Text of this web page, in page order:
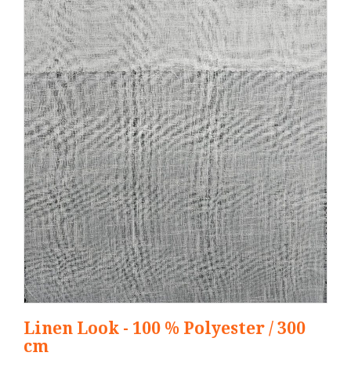
Linen Look - 100 % Polyester / 300
cm